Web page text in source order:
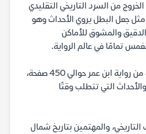
من السرد التاريخي التقليدي
جعل البطل يروي الأحداث وهو
والمشوق للأماكن
تمامًا في عالم الرواية.
يبلغ عدد صفحات الطبعة الورقية من رواية ابن عمر حوالي 450 صفحة،
التي تتطلب وقتًا
والمهتمين بتاريخ شمال